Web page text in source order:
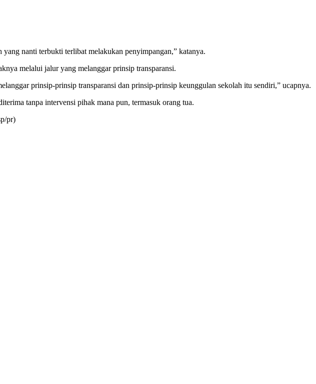
nanti terbukti terlibat melakukan penyimpangan,” katanya.
melalui jalur yang melanggar prinsip transparansi.
prinsip-prinsip transparansi dan prinsip-prinsip keunggulan sekolah itu sendiri,” ucapnya.
tanpa intervensi pihak mana pun, termasuk orang tua.
pr)